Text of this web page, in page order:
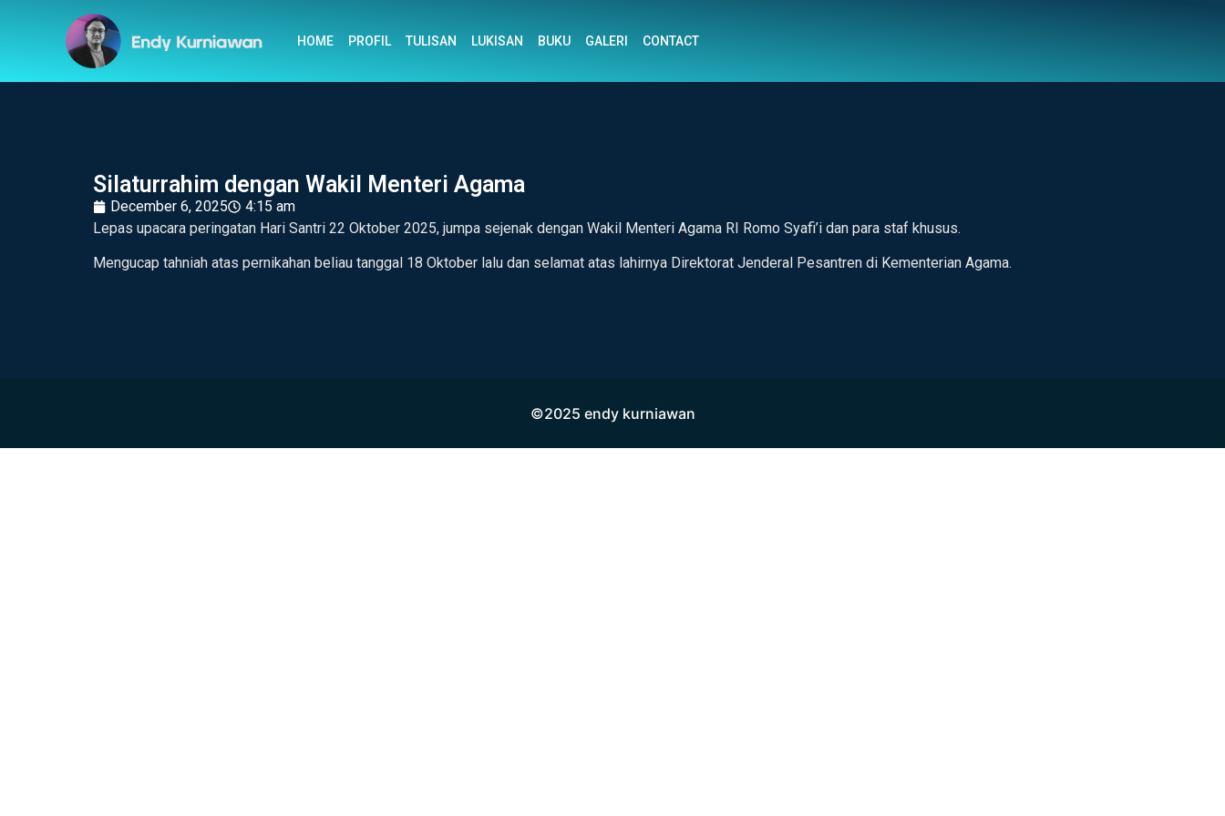
HOME PROFIL TULISAN LUKISAN BUKU GALERI CONTACT
Silaturrahim dengan Wakil Menteri Agama
December 6, 2025
4:15 am
Lepas upacara peringatan Hari Santri 22 Oktober 2025, jumpa sejenak dengan Wakil Menteri Agama RI Romo Syafi’i dan para staf khusus.
Mengucap tahniah atas pernikahan beliau tanggal 18 Oktober lalu dan selamat atas lahirnya Direktorat Jenderal Pesantren di Kementerian Agama.
©2025 endy kurniawan